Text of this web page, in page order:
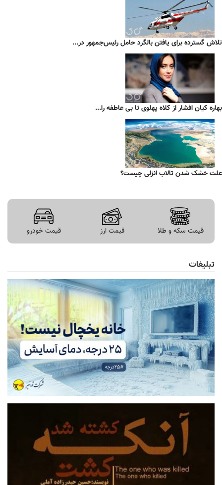
تلاش گسترده برای یافتن بالگرد حامل رئیس‌جمهور در...
بهاره کیان افشار از کلاه پهلوی تا بی عاطفه را...
علت خشک شدن تالاب انزلی چیست؟
قیمت سکه و طلا قیمت ارز قیمت خودرو
تبلیغات